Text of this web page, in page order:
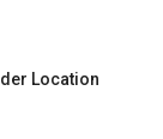
Location